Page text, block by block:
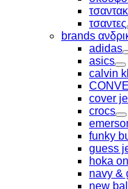
τσαντες
brands
adidas
asics
calvin
cover
crocs
funky
guess
hoka
navy &
new